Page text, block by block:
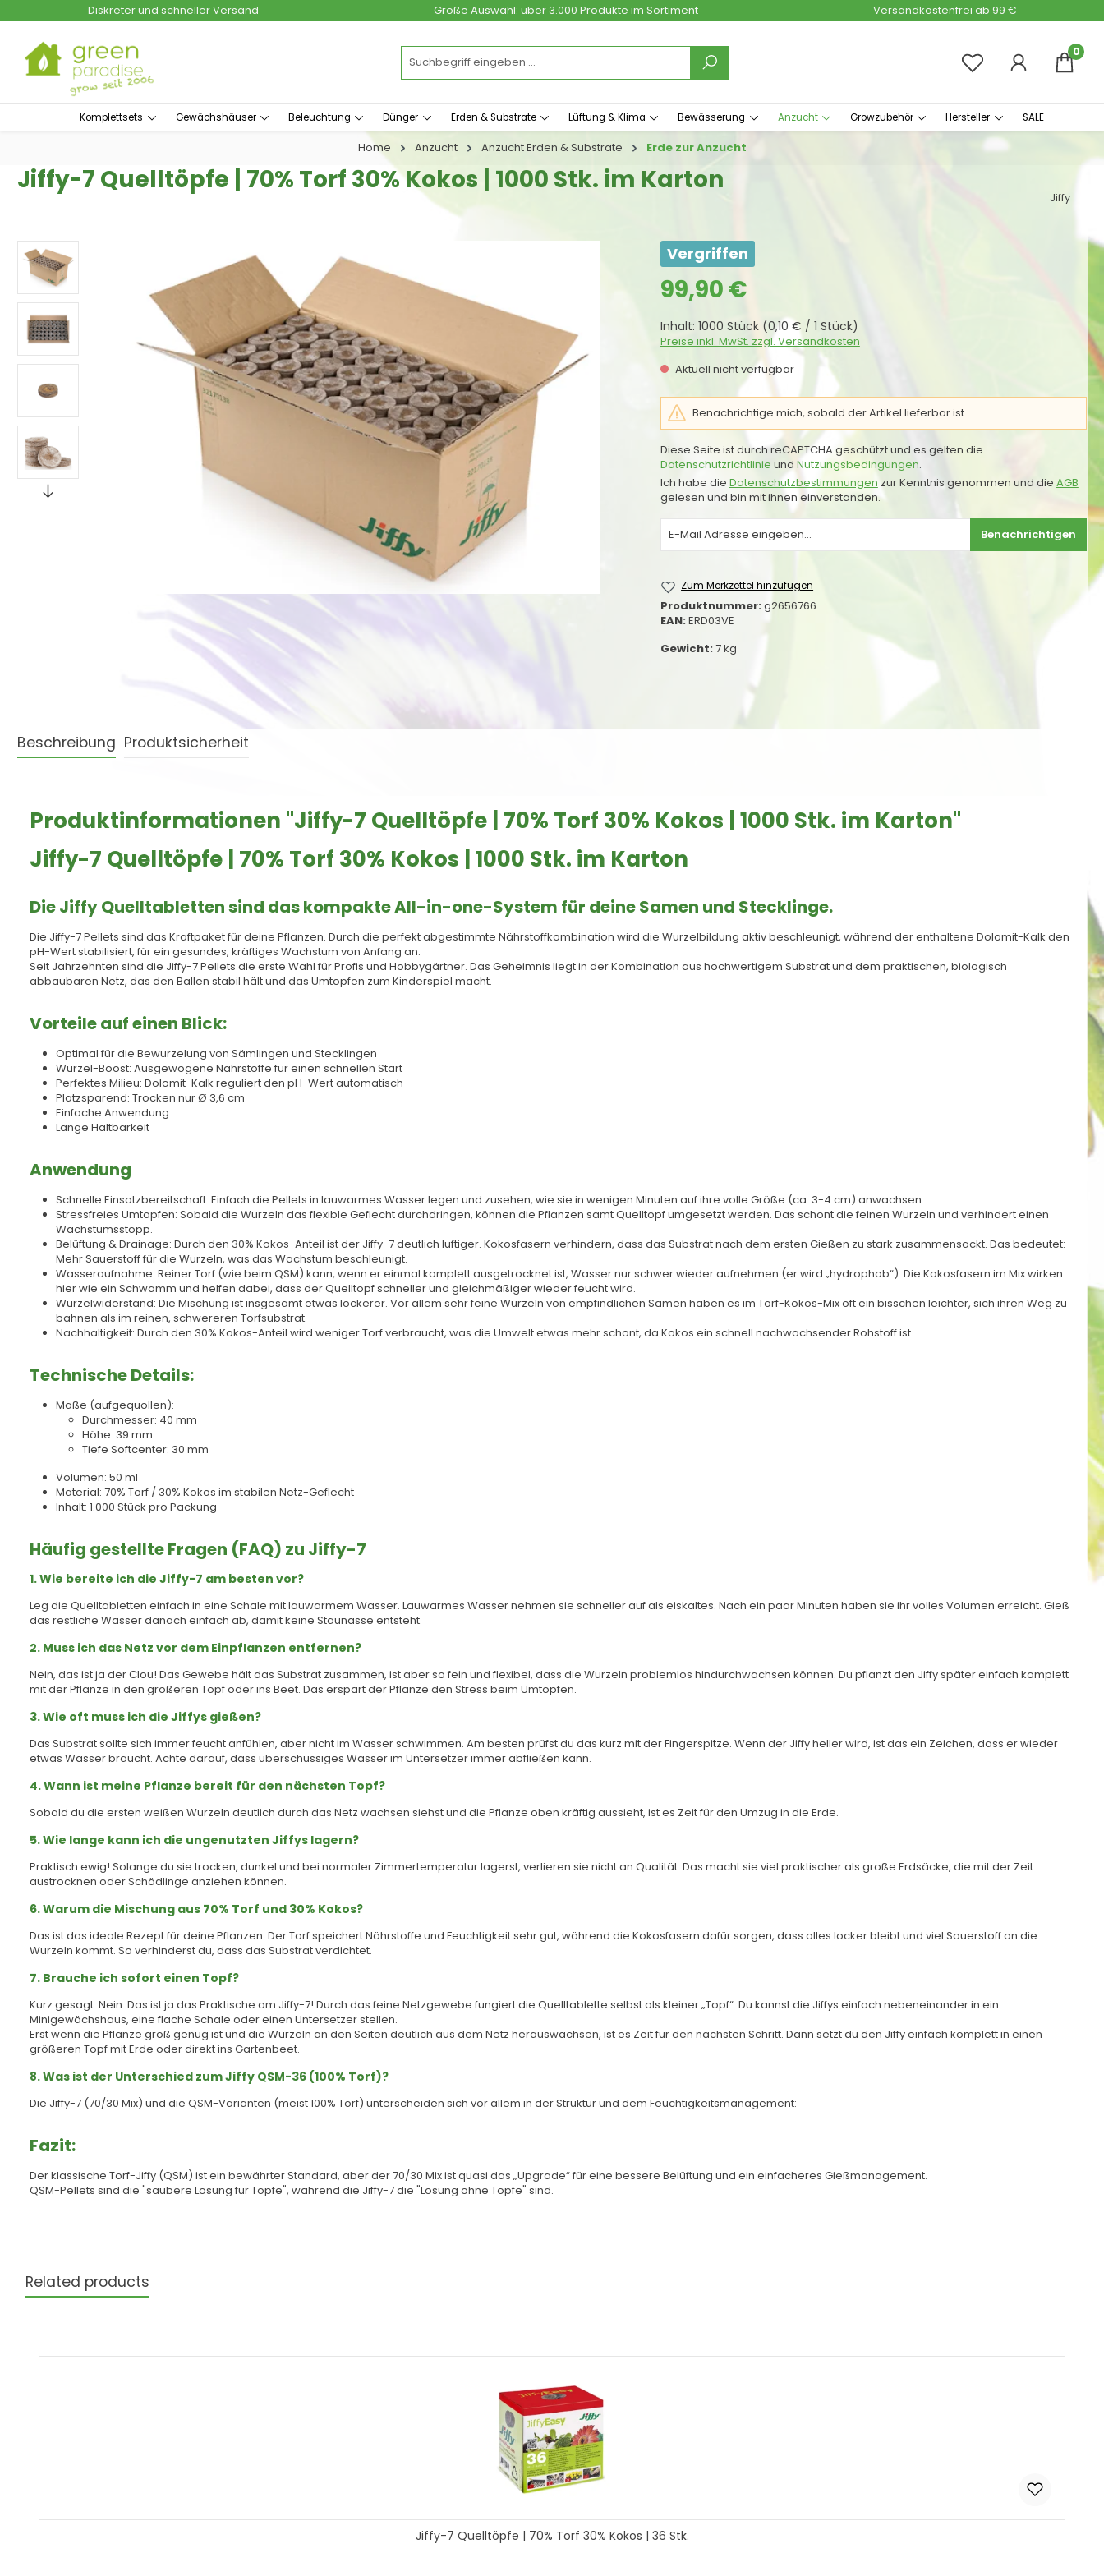
Hauptinhalt springen
Zur Suche springenDiskreter und schneller Versand Große Auswahl: über 3.000 Produkte im Sortiment Versandkostenfrei ab 99 €
0
Komplettsets Gewächshäuser Beleuchtung Dünger Erden & Substrate Lüftung & Klima Bewässerung Anzucht Growzubehör Hersteller SALE
Home Anzucht Anzucht Erden & Substrate Erde zur Anzucht
Jiffy-7 Quelltöpfe | 70% Torf 30% Kokos | 1000 Stk. im Karton
Jiffy
Bildergalerie überspringen Vergriffen
Regulärer Preis:
99,90 €
Inhalt: 1000 Stück (0,10 € / 1 Stück)
Preise inkl. MwSt. zzgl. Versandkosten
Aktuell nicht verfügbar
Benachrichtige mich, sobald der Artikel lieferbar ist.
Diese Seite ist durch reCAPTCHA geschützt und es gelten die
Datenschutzrichtlinie und Nutzungsbedingungen.
Ich habe die Datenschutzbestimmungenzur Kenntnis genommen und die AGB
gelesen und bin mit ihnen einverstanden.
Benachrichtigen
Zum Merkzettel hinzufügen
Produktnummer:g2656766
EAN: ERD03VE
Gewicht: 7 kg
Beschreibung Produktsicherheit
Produktinformationen "Jiffy-7 Quelltöpfe | 70% Torf 30% Kokos | 1000 Stk. im Karton"
Jiffy-7 Quelltöpfe | 70% Torf 30% Kokos | 1000 Stk. im Karton
Die Jiffy Quelltabletten sind das kompakte All-in-one-System für deine Samen und Stecklinge.
Die Jiffy-7 Pellets sind das Kraftpaket für deine Pflanzen. Durch die perfekt abgestimmte Nährstoffkombination wird die Wurzelbildung aktiv beschleunigt, während der enthaltene Dolomit-Kalk den
pH-Wert stabilisiert, für ein gesundes, kräftiges Wachstum von Anfang an.
Seit Jahrzehnten sind die Jiffy-7 Pellets die erste Wahl für Profis und Hobbygärtner. Das Geheimnis liegt in der Kombination aus hochwertigem Substrat und dem praktischen, biologisch
abbaubaren Netz, das den Ballen stabil hält und das Umtopfen zum Kinderspiel macht.
Vorteile auf einen Blick:
Optimal für die Bewurzelung von Sämlingen und Stecklingen
Wurzel-Boost: Ausgewogene Nährstoffe für einen schnellen Start
Perfektes Milieu: Dolomit-Kalk reguliert den pH-Wert automatisch
Platzsparend: Trocken nur Ø 3,6 cm
Einfache Anwendung
Lange Haltbarkeit
Anwendung
Schnelle Einsatzbereitschaft: Einfach die Pellets in lauwarmes Wasser legen und zusehen, wie sie in wenigen Minuten auf ihre volle Größe (ca. 3-4 cm) anwachsen.
Stressfreies Umtopfen: Sobald die Wurzeln das flexible Geflecht durchdringen, können die Pflanzen samt Quelltopf umgesetzt werden. Das schont die feinen Wurzeln und verhindert einen
Wachstumsstopp.
Belüftung & Drainage: Durch den 30% Kokos-Anteil ist der Jiffy-7 deutlich luftiger. Kokosfasern verhindern, dass das Substrat nach dem ersten Gießen zu stark zusammensackt. Das bedeutet:
Mehr Sauerstoff für die Wurzeln, was das Wachstum beschleunigt.
Wasseraufnahme: Reiner Torf (wie beim QSM) kann, wenn er einmal komplett ausgetrocknet ist, Wasser nur schwer wieder aufnehmen (er wird „hydrophob“). Die Kokosfasern im Mix wirken
hier wie ein Schwamm und helfen dabei, dass der Quelltopf schneller und gleichmäßiger wieder feucht wird.
Wurzelwiderstand: Die Mischung ist insgesamt etwas lockerer. Vor allem sehr feine Wurzeln von empfindlichen Samen haben es im Torf-Kokos-Mix oft ein bisschen leichter, sich ihren Weg zu
bahnen als im reinen, schwereren Torfsubstrat.
Nachhaltigkeit: Durch den 30% Kokos-Anteil wird weniger Torf verbraucht, was die Umwelt etwas mehr schont, da Kokos ein schnell nachwachsender Rohstoff ist.
Technische Details:
Maße (aufgequollen):
Durchmesser: 40 mm
Höhe: 39 mm
Tiefe Softcenter: 30 mm
Volumen: 50 ml
Material: 70% Torf / 30% Kokos im stabilen Netz-Geflecht
Inhalt: 1.000 Stück pro Packung
Häufig gestellte Fragen (FAQ) zu Jiffy-7
1. Wie bereite ich die Jiffy-7 am besten vor?
Leg die Quelltabletten einfach in eine Schale mit lauwarmem Wasser. Lauwarmes Wasser nehmen sie schneller auf als eiskaltes. Nach ein paar Minuten haben sie ihr volles Volumen erreicht. Gieß
das restliche Wasser danach einfach ab, damit keine Staunässe entsteht.
2. Muss ich das Netz vor dem Einpflanzen entfernen?
Nein, das ist ja der Clou! Das Gewebe hält das Substrat zusammen, ist aber so fein und flexibel, dass die Wurzeln problemlos hindurchwachsen können. Du pflanzt den Jiffy später einfach komplett
mit der Pflanze in den größeren Topf oder ins Beet. Das erspart der Pflanze den Stress beim Umtopfen.
3. Wie oft muss ich die Jiffys gießen?
Das Substrat sollte sich immer feucht anfühlen, aber nicht im Wasser schwimmen. Am besten prüfst du das kurz mit der Fingerspitze. Wenn der Jiffy heller wird, ist das ein Zeichen, dass er wieder
etwas Wasser braucht. Achte darauf, dass überschüssiges Wasser im Untersetzer immer abfließen kann.
4. Wann ist meine Pflanze bereit für den nächsten Topf?
Sobald du die ersten weißen Wurzeln deutlich durch das Netz wachsen siehst und die Pflanze oben kräftig aussieht, ist es Zeit für den Umzug in die Erde.
5. Wie lange kann ich die ungenutzten Jiffys lagern?
Praktisch ewig! Solange du sie trocken, dunkel und bei normaler Zimmertemperatur lagerst, verlieren sie nicht an Qualität. Das macht sie viel praktischer als große Erdsäcke, die mit der Zeit
austrocknen oder Schädlinge anziehen können.
6. Warum die Mischung aus 70% Torf und 30% Kokos?
Das ist das ideale Rezept für deine Pflanzen: Der Torf speichert Nährstoffe und Feuchtigkeit sehr gut, während die Kokosfasern dafür sorgen, dass alles locker bleibt und viel Sauerstoff an die
Wurzeln kommt. So verhinderst du, dass das Substrat verdichtet.
7. Brauche ich sofort einen Topf?
Kurz gesagt: Nein. Das ist ja das Praktische am Jiffy-7! Durch das feine Netzgewebe fungiert die Quelltablette selbst als kleiner „Topf“. Du kannst die Jiffys einfach nebeneinander in ein
Minigewächshaus, eine flache Schale oder einen Untersetzer stellen.
Erst wenn die Pflanze groß genug ist und die Wurzeln an den Seiten deutlich aus dem Netz herauswachsen, ist es Zeit für den nächsten Schritt. Dann setzt du den Jiffy einfach komplett in einen
größeren Topf mit Erde oder direkt ins Gartenbeet.
8. Was ist der Unterschied zum Jiffy QSM-36 (100% Torf)?
Die Jiffy-7 (70/30 Mix) und die QSM-Varianten (meist 100% Torf) unterscheiden sich vor allem in der Struktur und dem Feuchtigkeitsmanagement:
Fazit:
Der klassische Torf-Jiffy (QSM) ist ein bewährter Standard, aber der 70/30 Mix ist quasi das „Upgrade“ für eine bessere Belüftung und ein einfacheres Gießmanagement.
QSM-Pellets sind die "saubere Lösung für Töpfe", während die Jiffy-7 die "Lösung ohne Töpfe" sind.
Related products
Jiffy-7 Quelltöpfe | 70% Torf 30% Kokos | 36 Stk.